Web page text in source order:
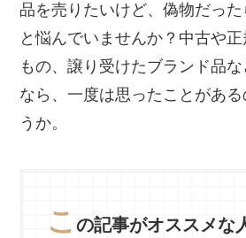
品を売りたいけど、偽物だっ
と悩んでいませんか？中古や
もの、譲り受けたブランド品
なら、一度は思ったことがある
うか。
この記事がオススメな